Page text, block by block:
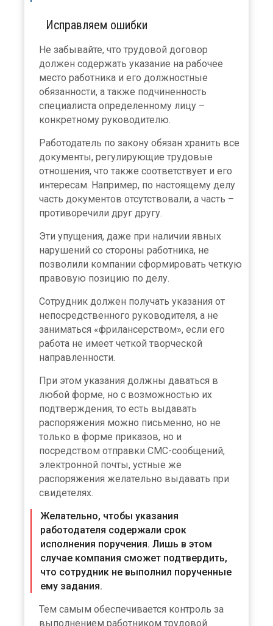
Исправляем ошибки
Не забывайте, что трудовой договор
должен содержать указание на рабочее
место работника и его должностные
обязанности, а также подчиненность
специалиста определенному лицу –
конкретному руководителю.
Работодатель по закону обязан хранить все
документы, регулирующие трудовые
отношения, что также соответствует и его
интересам. Например, по настоящему делу
часть документов отсутствовали, а часть –
противоречили друг другу.
Эти упущения, даже при наличии явных
нарушений со стороны работника, не
позволили компании сформировать четкую
правовую позицию по делу.
Сотрудник должен получать указания от
непосредственного руководителя, а не
заниматься «фрилансерством», если его
работа не имеет четкой творческой
направленности.
При этом указания должны даваться в
любой форме, но с возможностью их
подтверждения, то есть выдавать
распоряжения можно письменно, но не
только в форме приказов, но и
посредством отправки СМС-сообщений,
электронной почты, устные же
распоряжения желательно выдавать при
свидетелях.
Желательно, чтобы указания
работодателя содержали срок
исполнения поручения. Лишь в этом
случае компания сможет подтвердить,
что сотрудник не выполнил порученные
ему задания.
Тем самым обеспечивается контроль за
выполнением работником трудовой